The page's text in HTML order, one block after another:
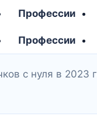
Профессии
Профессии
с нуля в 2023